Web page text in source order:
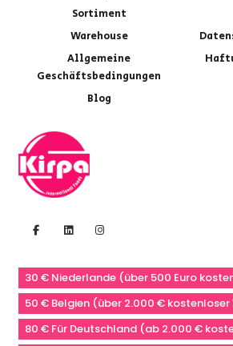
Sortiment
Warehouse
Allgemeine
Geschäftsbedingungen
Blog
30 € Niederlande (über 500 Euro
50 € Belgien (über 2.000 € kostenloser
80 € Für Deutschland (ab 2.000 €